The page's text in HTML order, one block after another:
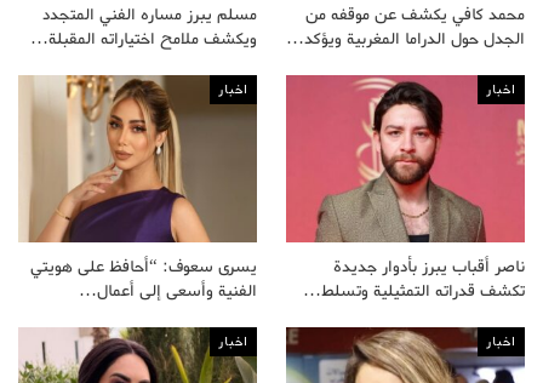
محمد كافي يكشف عن موقفه من
الجدل حول الدراما المغربية ويؤكد…
مسلم يبرز مساره الفني المتجدد
ويكشف ملامح اختياراته المقبلة…
اخبار
ناصر أقباب يبرز بأدوار جديدة
تكشف قدراته التمثيلية وتسلط…
اخبار
يسرى سعوف: “أحافظ على هويتي
الفنية وأسعى إلى أعمال…
اخبار اخبار